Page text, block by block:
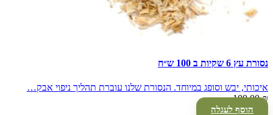
נסורת עץ 6 שקיות ב 100 ש״ח
איכותי, יבש וסופג במיוחד. הנסורת שלנו עוברת תהליך ניפוי אבק…
100.00₪
הוסף לעגלה